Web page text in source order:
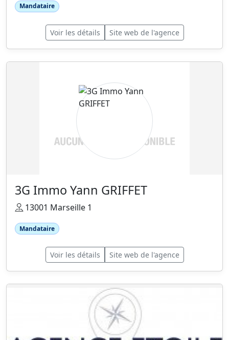
Mandataire
Voir les détails Site web de l'agence
3G Immo Yann GRIFFET
13001 Marseille 1
Mandataire
Voir les détails Site web de l'agence